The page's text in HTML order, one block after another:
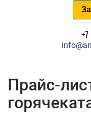
Прайс-